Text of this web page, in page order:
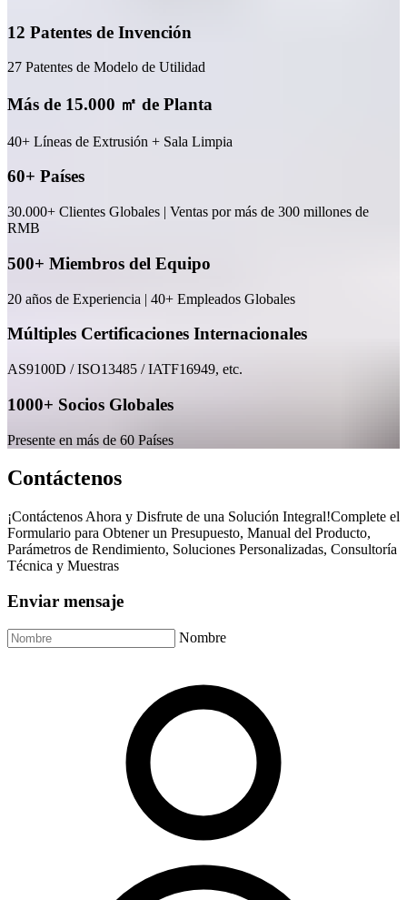
12 Patentes de Invención
27 Patentes de Modelo de Utilidad
Más de 15.000 ㎡ de Planta
40+ Líneas de Extrusión + Sala Limpia
60+ Países
30.000+ Clientes Globales | Ventas por más de 300 millones de
RMB
500+ Miembros del Equipo
20 años de Experiencia | 40+ Empleados Globales
Múltiples Certificaciones Internacionales
AS9100D / ISO13485 / IATF16949, etc.
1000+ Socios Globales
Presente en más de 60 Países
Contáctenos
¡Contáctenos Ahora y Disfrute de una Solución Integral!Complete el
Formulario para Obtener un Presupuesto, Manual del Producto,
Parámetros de Rendimiento, Soluciones Personalizadas, Consultoría
Técnica y Muestras
Enviar mensaje
Nombre